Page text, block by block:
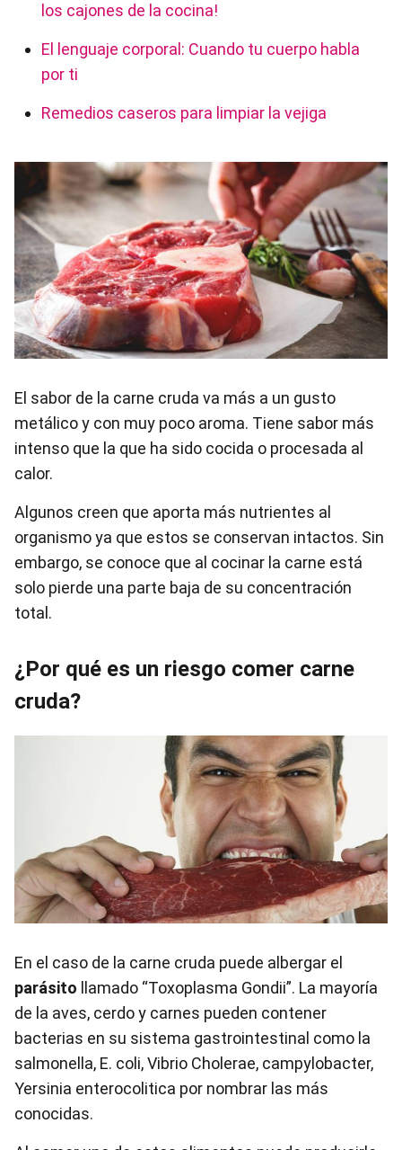
los cajones de la cocina!
El lenguaje corporal: Cuando tu cuerpo habla
por ti
Remedios caseros para limpiar la vejiga
El sabor de la carne cruda va más a un gusto
metálico y con muy poco aroma. Tiene sabor más
intenso que la que ha sido cocida o procesada al
calor.
Algunos creen que aporta más nutrientes al
organismo ya que estos se conservan intactos. Sin
embargo, se conoce que al cocinar la carne está
solo pierde una parte baja de su concentración
total.
¿Por qué es un riesgo comer carne
cruda?
En el caso de la carne cruda puede albergar el
parásito llamado “Toxoplasma Gondii”. La mayoría
de la aves, cerdo y carnes pueden contener
bacterias en su sistema gastrointestinal como la
salmonella, E. coli, Vibrio Cholerae, campylobacter,
Yersinia enterocolitica por nombrar las más
conocidas.